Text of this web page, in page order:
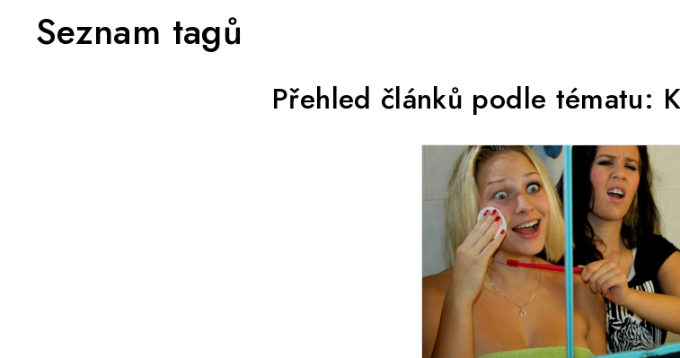
Seznam tagů
Přehled článků podle tématu: